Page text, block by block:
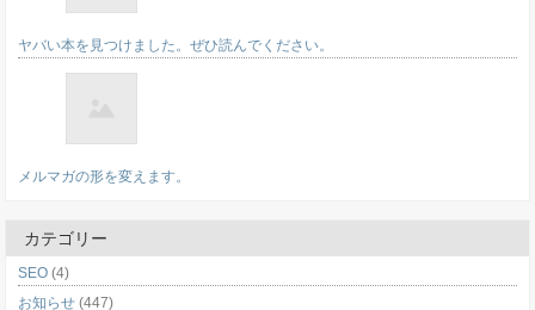
ヤバい本を見つけました。ぜひ読んでください。
メルマガの形を変えます。
カテゴリー
SEO (4)
お知らせ (447)